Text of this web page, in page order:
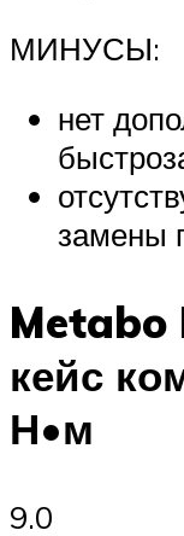
МИНУСЫ:
нет
замены
Metabo
кейс
Н•м
9.0